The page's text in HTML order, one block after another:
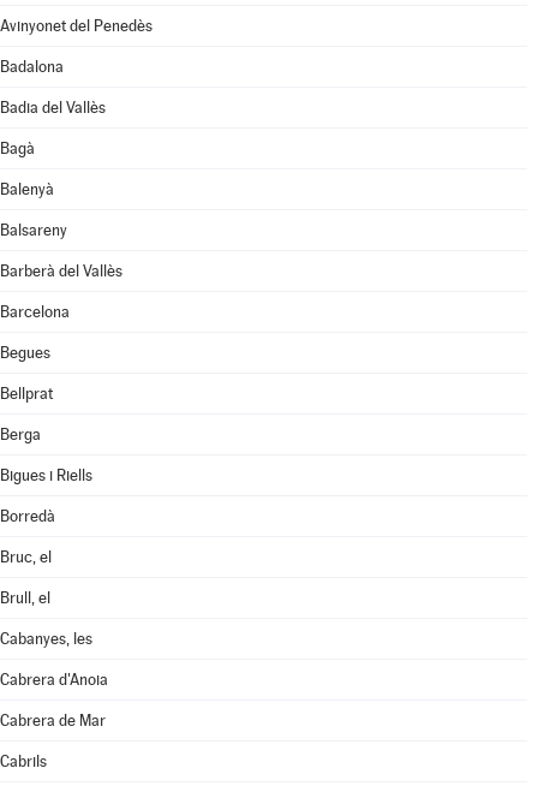
Avinyonet del Penedès
Badalona
Badia del Vallès
Bagà
Balenyà
Balsareny
Barberà del Vallès
Barcelona
Begues
Bellprat
Berga
Bigues i Riells
Borredà
Bruc, el
Brull, el
Cabanyes, les
Cabrera d'Anoia
Cabrera de Mar
Cabrils